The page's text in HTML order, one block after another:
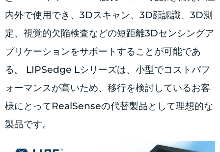
内外で使用でき、3Dスキャン、3D顔認識、3D測
定、視覚的欠陥検査などの短距離3Dセンシングア
プリケーションをサポートすることが可能であ
る。 LIPSedge Lシリーズは、小型でコストパフ
ォーマンスが高いため、移行を検討しているお客
様にとってRealSenseの代替製品として理想的な
製品です。